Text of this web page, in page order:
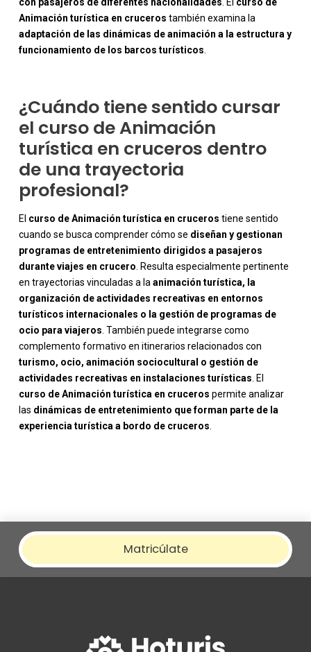
con pasajeros de diferentes nacionalidades. El curso de
Animación turística en cruceros también examina la
adaptación de las dinámicas de animación a la estructura y
funcionamiento de los barcos turísticos.
¿Cuándo tiene sentido cursar
el curso de Animación
turística en cruceros dentro
de una trayectoria
profesional?
El curso de Animación turística en cruceros tiene sentido
cuando se busca comprender cómo se diseñan y gestionan
programas de entretenimiento dirigidos a pasajeros
durante viajes en crucero. Resulta especialmente pertinente
en trayectorias vinculadas a laanimación turística, la
organización de actividades recreativas en entornos
turísticos internacionales o la gestión de programas de
ocio para viajeros. También puede integrarse como
complemento formativo en itinerarios relacionados con
turismo, ocio, animación sociocultural o gestión de
actividades recreativas en instalaciones turísticas. El
curso de Animación turística en cruceros permite analizar
las dinámicas de entretenimiento que forman parte de la
experiencia turística a bordo de cruceros.
Matricúlate